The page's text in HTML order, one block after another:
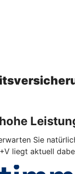
Sie
liegt aktuell